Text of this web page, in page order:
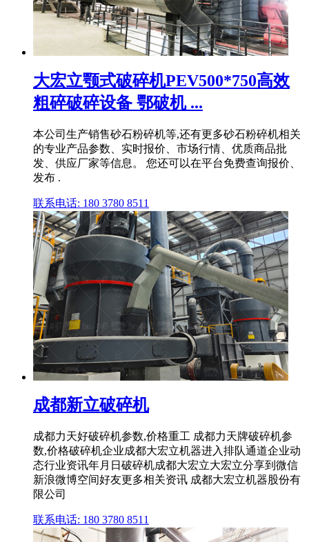
大宏立颚式破碎机PEV500*750高效
粗碎破碎设备 鄂破机 ...
本公司生产销售砂石粉碎机等,还有更多砂石粉碎机相关
的专业产品参数、实时报价、市场行情、优质商品批
发、供应厂家等信息。 您还可以在平台免费查询报价、
发布 .
联系电话: 180 3780 8511
成都新立破碎机
成都力天好破碎机参数,价格重工 成都力天牌破碎机参
数,价格破碎机企业成都大宏立机器进入排队通道企业动
态行业资讯年月日破碎机成都大宏立大宏立分享到微信
新浪微博空间好友更多相关资讯 成都大宏立机器股份有
限公司
联系电话: 180 3780 8511